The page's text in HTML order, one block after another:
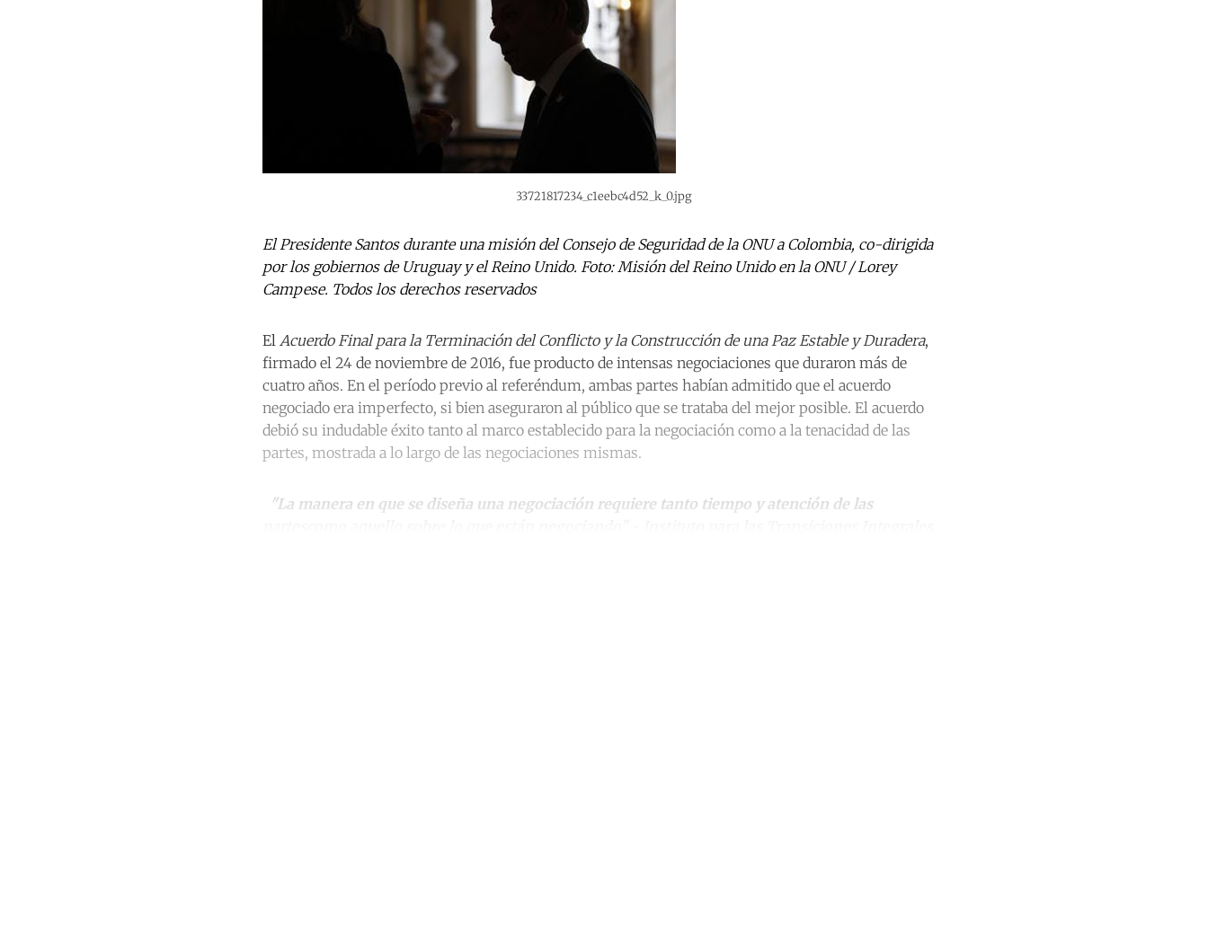
33721817234_c1eebc4d52_k_0.jpg
El Presidente Santos durante una misión del Consejo de Seguridad de la ONU a Colombia, co-dirigida
por los gobiernos de Uruguay y el Reino Unido. Foto: Misión del Reino Unido en la ONU / Lorey
Campese. Todos los derechos reservados
El Acuerdo Final para la Terminación del Conflicto y la Construcción de una Paz Estable y Duradera,
firmado el 24 de noviembre de 2016, fue producto de intensas negociaciones que duraron más de
cuatro años. En el período previo al referéndum, ambas partes habían admitido que el acuerdo
negociado era imperfecto, si bien aseguraron al público que se trataba del mejor posible. El acuerdo
debió su indudable éxito tanto al marco establecido para la negociación como a la tenacidad de las
partes, mostrada a lo largo de las negociaciones mismas.
"La manera en que se diseña una negociación requiere tanto tiempo y atención de las